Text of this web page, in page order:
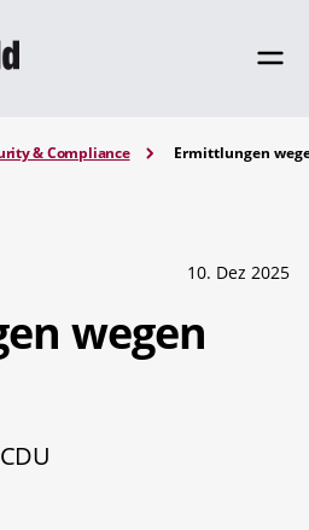
& Compliance Ermittlungen
10. Dez 2025
wegen